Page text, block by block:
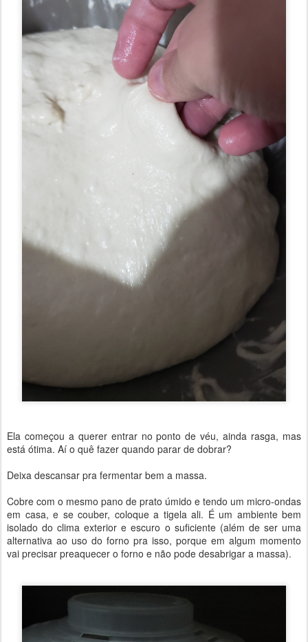
Ela começou a querer entrar no ponto de véu, ainda rasga, mas
está ótima. Aí o quê fazer quando parar de dobrar?
Deixa descansar pra fermentar bem a massa.
Cobre com o mesmo pano de prato úmido e tendo um micro-ondas
em casa, e se couber, coloque a tigela ali. É um ambiente bem
isolado do clima exterior e escuro o suficiente (além de ser uma
alternativa ao uso do forno pra isso, porque em algum momento
vai precisar preaquecer o forno e não pode desabrigar a massa).